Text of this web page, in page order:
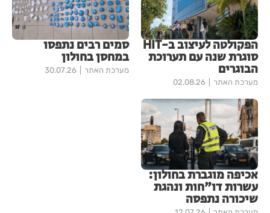
הפקולטה לעיצוב ב-HIT
סוגרת שנה עם תערוכת
הבוגרים
מערכת האתר 02.08.26
סמים רבים נתפסו
במחסן בחולון
מערכת האתר 30.07.26
אכיפה מוגברת בחולון:
עשרות דו"חות ונהגת
שיכורה נתפסה